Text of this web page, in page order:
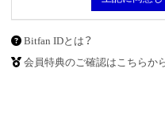
Bitfan IDとは？
会員特典のご確認はこちらか